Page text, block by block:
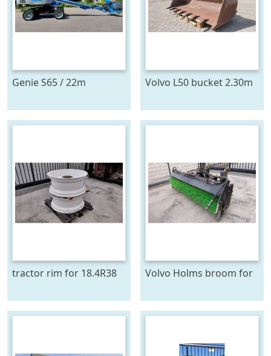
Genie S65 / 22m
(bj 2016)
Volvo L50 bucket 2.30m
tractor rim for 18.4R38
Volvo Holms broom for
Volvo/Lundberg quick
coupler